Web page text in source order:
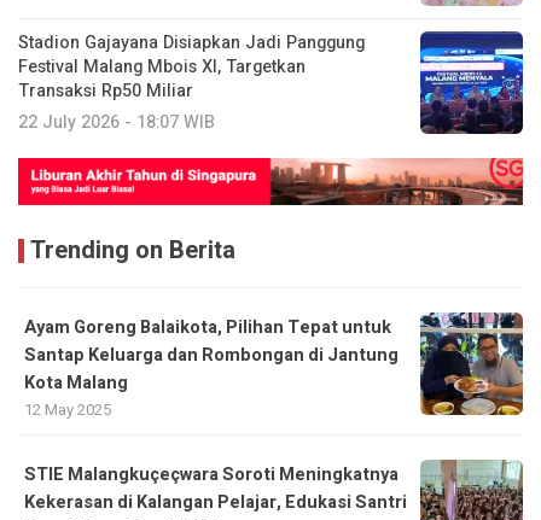
Stadion Gajayana Disiapkan Jadi Panggung
Festival Malang Mbois XI, Targetkan
Transaksi Rp50 Miliar
22 July 2026 - 18:07 WIB
Trending on Berita
Ayam Goreng Balaikota, Pilihan Tepat untuk
Santap Keluarga dan Rombongan di Jantung
Kota Malang
12 May 2025
STIE Malangkuçeçwara Soroti Meningkatnya
Kekerasan di Kalangan Pelajar, Edukasi Santri